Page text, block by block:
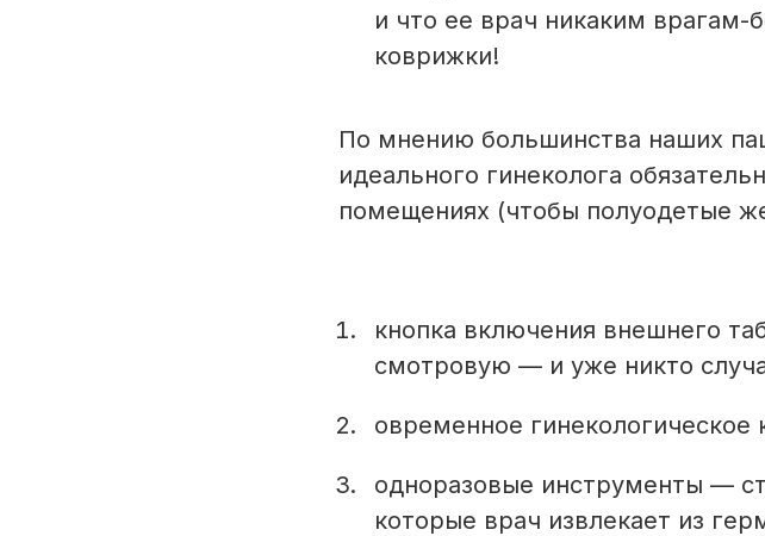
и что ее врач никаким врагам-
коврижки!
По мнению большинства наших
идеального гинеколога
помещениях (чтобы полуодетые
кнопка включения внешнего
смотровую — и уже никто
овременное гинекологическое
одноразовые инструменты —
которые врач извлекает из